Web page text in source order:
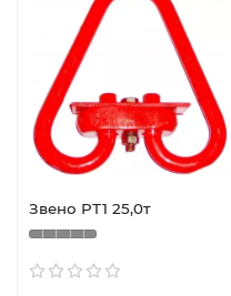
Звено РТ1 25,0т